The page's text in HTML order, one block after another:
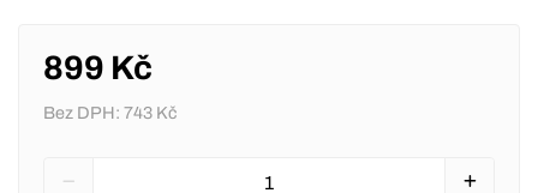
899 Kč
Bez DPH: 743 Kč